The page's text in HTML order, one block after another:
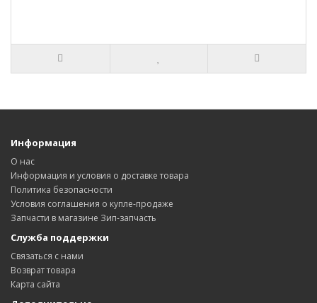
Информация
О нас
Информация и условия о доставке товара
Политика безопасности
Условия соглашения о купле-продаже
Запчасти в магазине Зип-запчасть
Служба поддержки
Связаться с нами
Возврат товара
Карта сайта